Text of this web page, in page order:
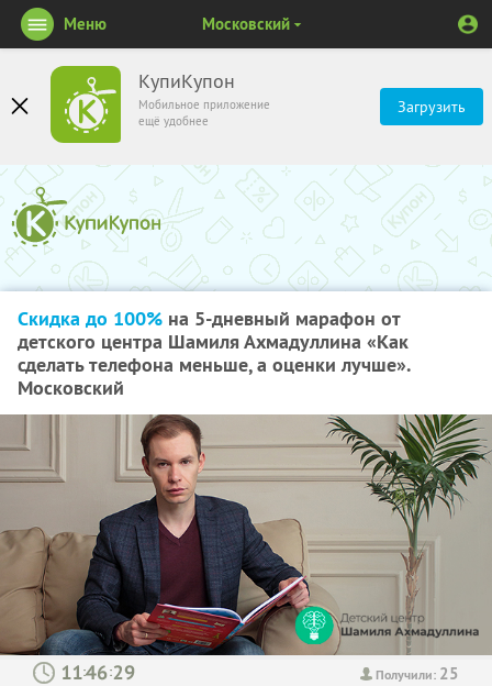
КупиКупон
Мобильное приложение
ещё удобнее
Загрузить
Меню Московский
Скидка до 100% на 5-дневный марафон от
детского центра Шамиля Ахмадуллина «Как
сделать телефона меньше, а оценки лучше».
Московский
Получили: 25
: :